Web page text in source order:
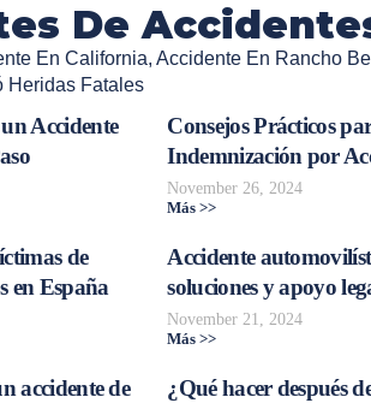
De
En California, Accidente En Rancho
Heridas Fatales
Accidente
Consejos Prácticos
Indemnización por
November 26, 2024
Más >>
de
en España
Accidente
soluciones y apoyo
November 21, 2024
Más >>
accidente de
¿Qué hacer después